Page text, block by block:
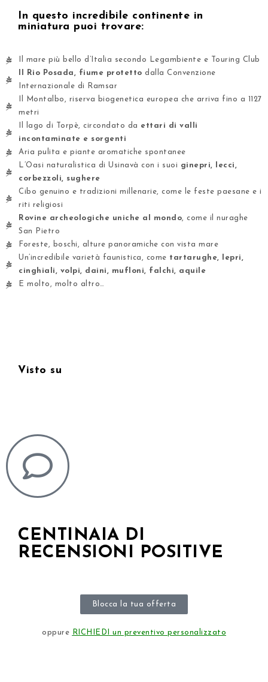
In questo incredibile continente in
miniatura puoi trovare:
Il mare più bello d’Italia secondo Legambiente e Touring Club
Il Rio Posada, fiume protetto dalla Convenzione
Internazionale di Ramsar
Il Montalbo, riserva biogenetica europea che arriva fino a 1127
metri
Il lago di Torpè, circondato da ettari di valli
incontaminate e sorgenti
Aria pulita e piante aromatiche spontanee
L’Oasi naturalistica di Usinavà con i suoi ginepri, lecci,
corbezzoli, sughere
Cibo genuino e tradizioni millenarie, come le feste paesane e i
riti religiosi
Rovine archeologiche uniche al mondo, come il nuraghe
San Pietro
Foreste, boschi, alture panoramiche con vista mare
Un’incredibile varietà faunistica, come tartarughe, lepri,
cinghiali, volpi, daini, mufloni, falchi, aquile
E molto, molto altro…
Visto su
CENTINAIA DI
RECENSIONI POSITIVE
Blocca la tua offerta
oppure RICHIEDI un preventivo personalizzato